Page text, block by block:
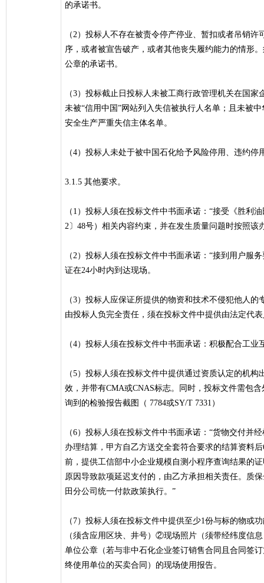
的承诺书。
（2）投标人不存在被责令停产停业、暂扣或者吊销
序，或者被宣告破产，或者其他丧失履约能力的情形
公章的承诺书。
（3）投标截止日投标人未被工商行政管理机关在国
未被“信用中国”网站列入失信被执行人名单；且未被
安全生产严重失信主体名单。
（4）投标人未处于被中国石化给予风险停用、违约停
3.1.5 其他要求。
（1）投标人须在投标文件中书面承诺：“接受《胜利
2〕48号）相关内容约束，并在发生质量问题时按照该
（2）投标人须在投标文件中书面承诺：“接到用户服
证在24小时内到达现场。
（3）投标人应保证所提供的物资和技术不侵犯他人
由投标人负完全责任，须在投标文件中提供由法定代
（4）投标人须在投标文件中书面承诺：积极配合工
（5）投标人须在投标文件中提供通过资质认定的机
效，并带有CMA或CNAS标志。同时，投标文件需包
询到的检验报告截图（ 7784或SY/T 7331）
（6）投标人须在投标文件中书面承诺：“货物交付并
办理结算，甲方自乙方送交全套符合要求的结算资料
前，提供工信部中小企业规模自测小程序查询结果的
原因导致款项延迟支付的，由乙方承担相关责任。质
田分公司统一付款政策执行。”
（7）投标人须在投标文件中提供至少1份与标的物
（须含应用区块、井号）②现场照片（须带经纬度
单位公章（若与非中石化企业签订销售合同且合同签
终使用单位的买卖合同）的现场使用报告。